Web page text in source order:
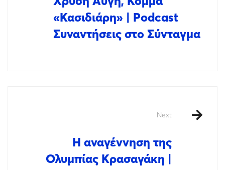
«Κασιδιάρη» | Podcast
Συναντήσεις στο Σύνταγμα
Next
Η αναγέννηση της
Ολυμπίας Κρασαγάκη |